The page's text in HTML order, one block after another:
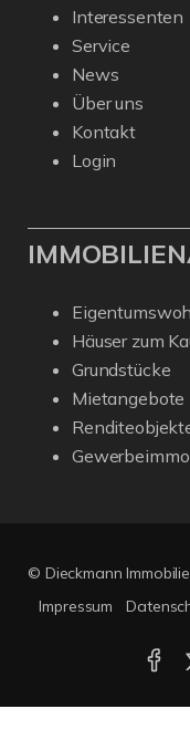
Interessenten
Service
News
Über uns
Kontakt
Login
Häuser zum
Grundstücke
Mietangebote
© Dieckmann
Impressum